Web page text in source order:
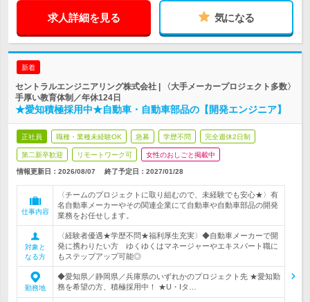
求人詳細を見る 気になる
新着
セントラルエンジニアリング株式会社 | 〈大手メーカープロジェクト多数〉
手厚い教育体制／年休124日
★愛知積極採用中★自動車・自動車部品の【開発エンジニア】
正社員 職種・業種未経験OK 急募 学歴不問 完全週休2日制
第二新卒歓迎 リモートワーク可 女性のおしごと掲載中
情報更新日：2026/08/07 終了予定日： 2027/01/28
仕事内容
〈チームのプロジェクトに取り組むので、未経験でも安心★〉有
名自動車メーカーやその関連企業にて自動車や自動車部品の開発
業務をお任せします。
対象と
なる方
〈経験者優遇★学歴不問★福利厚生充実〉◆自動車メーカーで開
発に携わりたい方 ゆくゆくはマネージャーやエキスパート職に
もステップアップ可能◎
勤務地
◆愛知県／静岡県／兵庫県のいずれかのプロジェクト先 ★愛知勤
務を希望の方、積極採用中！ ★U・Iタ…